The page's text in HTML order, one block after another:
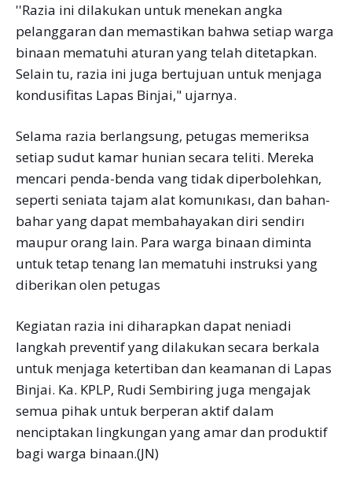
''Razia ini dilakukan untuk menekan angka
pelanggaran dan memastikan bahwa setiap warga
binaan mematuhi aturan yang telah ditetapkan.
Selain tu, razia ini juga bertujuan untuk menjaga
kondusifitas Lapas Binjai," ujarnya.
Selama razia berlangsung, petugas memeriksa
setiap sudut kamar hunian secara teliti. Mereka
mencari penda-benda vang tidak diperbolehkan,
seperti seniata tajam alat komunıkası, dan bahan-
bahar yang dapat membahayakan diri sendirı
maupur orang lain. Para warga binaan diminta
untuk tetap tenang lan mematuhi instruksi yang
diberikan olen petugas
Kegiatan razia ini diharapkan dapat neniadi
langkah preventif yang dilakukan secara berkala
untuk menjaga ketertiban dan keamanan di Lapas
Binjai. Ka. KPLP, Rudi Sembiring juga mengajak
semua pihak untuk berperan aktif dalam
nenciptakan lingkungan yang amar dan produktif
bagi warga binaan.(JN)